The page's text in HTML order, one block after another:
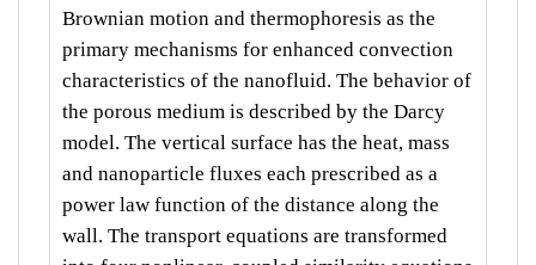
Brownian motion and thermophoresis as the
primary mechanisms for enhanced convection
characteristics of the nanofluid. The behavior of
the porous medium is described by the Darcy
model. The vertical surface has the heat, mass
and nanoparticle fluxes each prescribed as a
power law function of the distance along the
wall. The transport equations are transformed